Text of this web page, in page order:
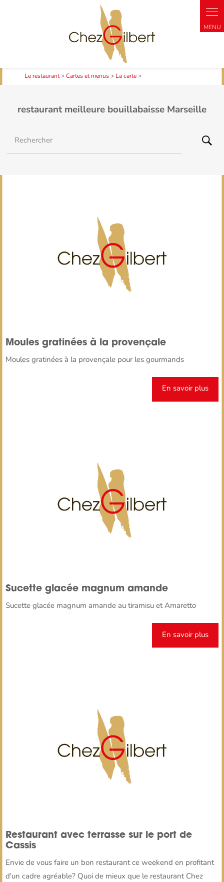
Le restaurant>Cartes et menus > La carte>
restaurant meilleure bouillabaisse Marseille
Rechercher
Moules gratinées à la provençale
Moules gratinées à la provençale pour les gourmands
En savoir plus
Sucette glacée magnum amande
Sucette glacée magnum amande au tiramisu et Amaretto
En savoir plus
Restaurant avec terrasse sur le port de
Cassis
Envie de vous faire un bon restaurant ce weekend en profitant
d'un cadre agréable? Quoi de mieux que le restaurant Chez
Panneau de gestion des cookies